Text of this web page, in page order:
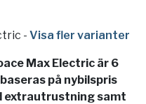
- Visa fler varianter
Max Electric är 6
på nybilspris
extrautrustning samt